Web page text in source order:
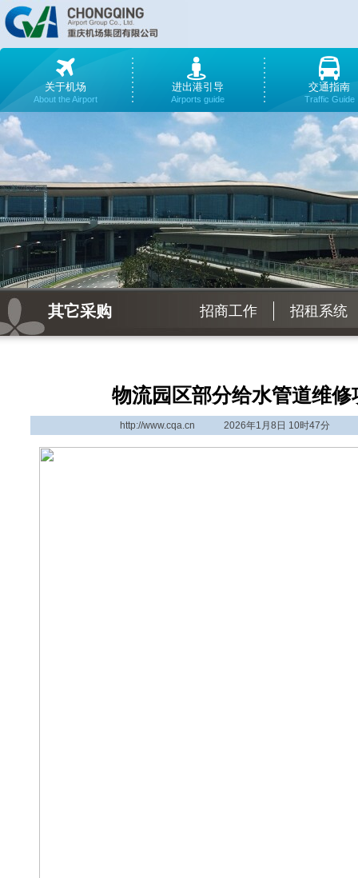
关于机场
About the Airport
进出港引导
Airports guide
交通指南
Traffic Guide
其它采购 招商工作 招租系统
物流园区部分给水管道维
http://www.cqa.cn2026年1月8日 10时47分